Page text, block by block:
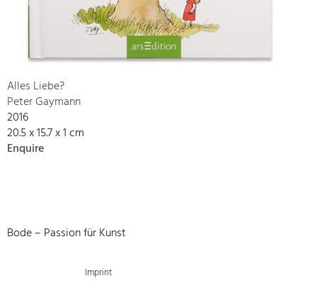
Alles Liebe?
Peter Gaymann
2016
20.5 x 15.7 x 1 cm
Enquire
Bode – Passion für Kunst
Imprint